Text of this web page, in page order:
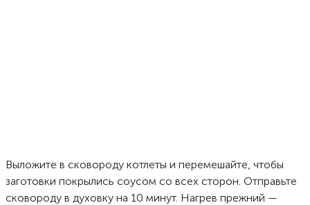
Выложите в сковороду котлеты и перемешайте, чтобы
заготовки покрылись соусом со всех сторон. Отправьте
сковороду в духовку на 10 минут. Нагрев прежний —